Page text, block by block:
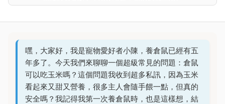
嘿，大家好，我是寵物愛好者小陳，養倉鼠已經有五
年多了。今天我們來聊聊一個超級常見的問題：倉鼠
可以吃玉米嗎？這個問題我收到超多私訊，因為玉米
看起來又甜又營養，很多主人會隨手餵一點，但真的
安全嗎？我記得我第一次養倉鼠時，也是這樣想，結